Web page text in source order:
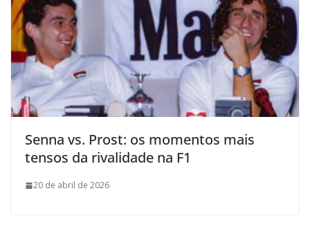
Senna vs. Prost: os momentos mais
tensos da rivalidade na F1
20 de abril de 2026